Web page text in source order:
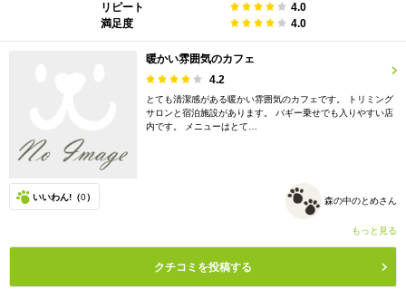
リピート
4.0
満足度
4.0
暖かい雰囲気のカフェ
4.2
とても清潔感がある暖かい雰囲気のカフェです。 トリミング
サロンと宿泊施設があります。 バギー乗せでも入りやすい店
内です。 メニューはとて…
いいわん!（0） 森の中のとめさん
もっと見る
クチコミを投稿する